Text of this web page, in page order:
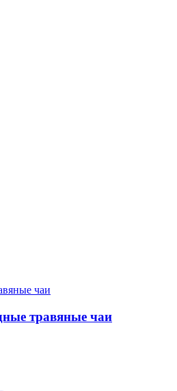
травяные чаи